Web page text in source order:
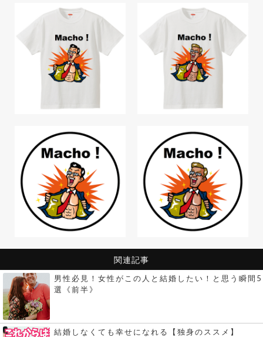
関連記事
男性必見！女性がこの人と結婚したい！と思う瞬間5
選《前半》
結婚しなくても幸せになれる【独身のススメ】